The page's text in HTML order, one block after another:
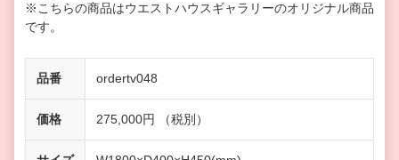
※こちらの商品はウエストハウスギャラリーのオリジナル商品
です。
品番 ordertv048
価格 275,000円 （税別）